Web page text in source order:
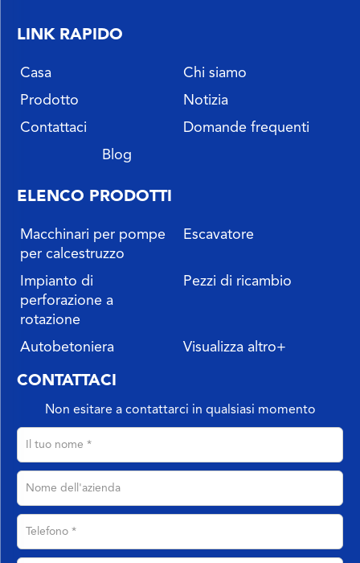
LINK RAPIDO
Casa
Chi siamo
Prodotto
Notizia
Contattaci
Domande frequenti
Blog
ELENCO PRODOTTI
Macchinari per pompe
per calcestruzzo
Escavatore
Impianto di
perforazione a
rotazione
Pezzi di ricambio
Autobetoniera Visualizza altro+
CONTATTACI
Non esitare a contattarci in qualsiasi momento